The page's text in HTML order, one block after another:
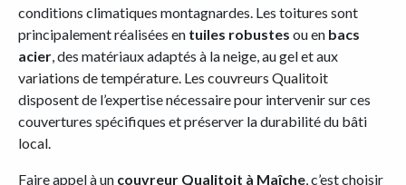
conditions climatiques montagnardes. Les toitures sont
principalement réalisées en tuiles robustes ou en bacs
acier, des matériaux adaptés à la neige, au gel et aux
variations de température. Les couvreurs Qualitoit
disposent de l’expertise nécessaire pour intervenir sur ces
couvertures spécifiques et préserver la durabilité du bâti
local.
Faire appel à un couvreur Qualitoit à Maîche, c’est choisir